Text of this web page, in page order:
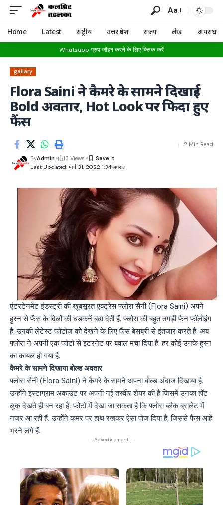
Aa
Home Latest राष्ट्रीय उत्तर प्रदेश राज्य लेख अपराध
Whatsapp ग्रुप जॉइन करने के लिए क्लिक करें
gallary
Flora Saini ने कैमरे के सामने दिखाई
Bold अवतार, Hot Look पर फिदा हुए
फैंस
Last Updated: मार्च 31, 2022 1:34 अपराह्न
ByAdmin 13 Views
2 Min Read
एंटरटेनमेंट इंडस्ट्री की खूबसूरत एक्ट्रेस फ्लोरा सैनी (Flora Saini) अपने
हुस्न से फैंस के दिलों की धड़कनें बढ़ा देती हैं. फ्लोरा की बहुत तगड़ी फैन फॉलोइंग
है. उनकी लेटेस्ट फोटोज को देखने के लिए फैंस बेसब्री से इंतजार करते हैं. अब
फ्लोरा ने अपनी एक फोटो से इंटरनेट पर बवाल मचा दिया है. हर कोई उनके हुस्न
का कायल हो गया है.
कैमरे के सामने दिखाया बोल्ड अवतार
फ्लोरा सैनी (Flora Saini) ने कैमरे के सामने अपना बोल्ड अंदाज दिखाया है.
उन्होंने इंस्टाग्राम अकाउंट पर अपनी नई तस्वीर शेयर की है जिसमें उनका हॉट
लुक देखते ही बन रहा है. फोटो में देखा जा सकता है कि फ्लोरा ब्लैक ब्रालेट में
नजर आ रही हैं. उन्होंने कमर पर हाथ रखकर ऐसा पोज दिया है, जिससे फैंस आहें
भरने लगे हैं.
- Advertisement -